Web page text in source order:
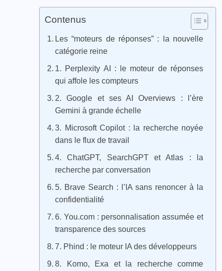
Contenus
Les “moteurs de réponses” : la nouvelle
catégorie reine
1. Perplexity AI : le moteur de réponses
qui affole les compteurs
2. Google et ses AI Overviews : l’ère
Gemini à grande échelle
3. Microsoft Copilot : la recherche noyée
dans le flux de travail
4. ChatGPT, SearchGPT et Atlas : la
recherche par conversation
5. Brave Search : l’IA sans renoncer à la
confidentialité
6. You.com : personnalisation assumée et
transparence des sources
7. Phind : le moteur IA des développeurs
8. Komo, Exa et la recherche comme